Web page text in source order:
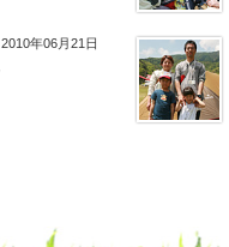
2010年06月21日